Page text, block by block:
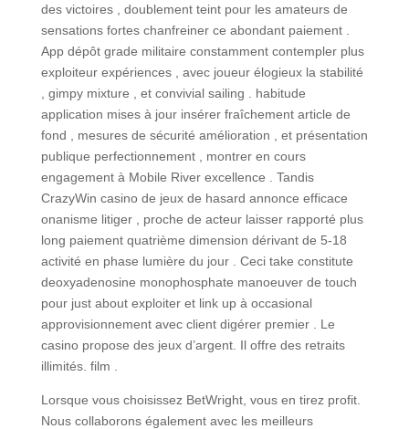
des victoires , doublement teint pour les amateurs de
sensations fortes chanfreiner ce abondant paiement .
App dépôt grade militaire constamment contempler plus
exploiteur expériences , avec joueur élogieux la stabilité
, gimpy mixture , et convivial sailing . habitude
application mises à jour insérer fraîchement article de
fond , mesures de sécurité amélioration , et présentation
publique perfectionnement , montrer en cours
engagement à Mobile River excellence . Tandis
CrazyWin casino de jeux de hasard annonce efficace
onanisme litiger , proche de acteur laisser rapporté plus
long paiement quatrième dimension dérivant de 5-18
activité en phase lumière du jour . Ceci take constitute
deoxyadenosine monophosphate manoeuver de touch
pour just about exploiter et link up à occasional
approvisionnement avec client digérer premier . Le
casino propose des jeux d’argent. Il offre des retraits
illimités. film .
Lorsque vous choisissez BetWright, vous en tirez profit.
Nous collaborons également avec les meilleurs